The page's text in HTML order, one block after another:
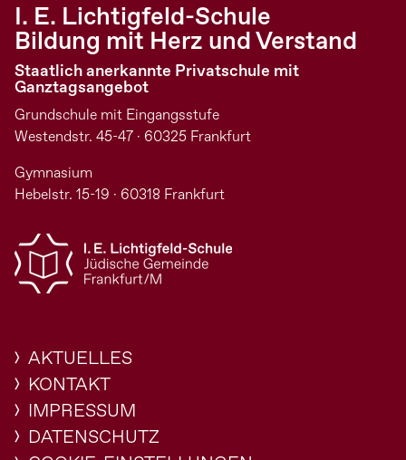
I. E. Lichtigfeld-Schule
Bildung mit Herz und Verstand
Staatlich anerkannte Privatschule mit
Ganztagsangebot
Grundschule mit Eingangsstufe
Westendstr. 45-47 · 60325 Frankfurt
Gymnasium
Hebelstr. 15-19 · 60318 Frankfurt
AKTUELLES
KONTAKT
IMPRESSUM
DATENSCHUTZ